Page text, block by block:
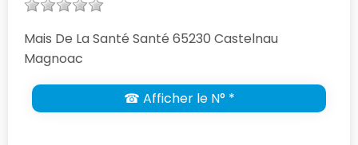
Mais De La Santé Santé 65230 Castelnau
Magnoac
☎ Afficher le N° *